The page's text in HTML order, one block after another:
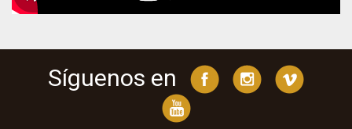
Síguenos en